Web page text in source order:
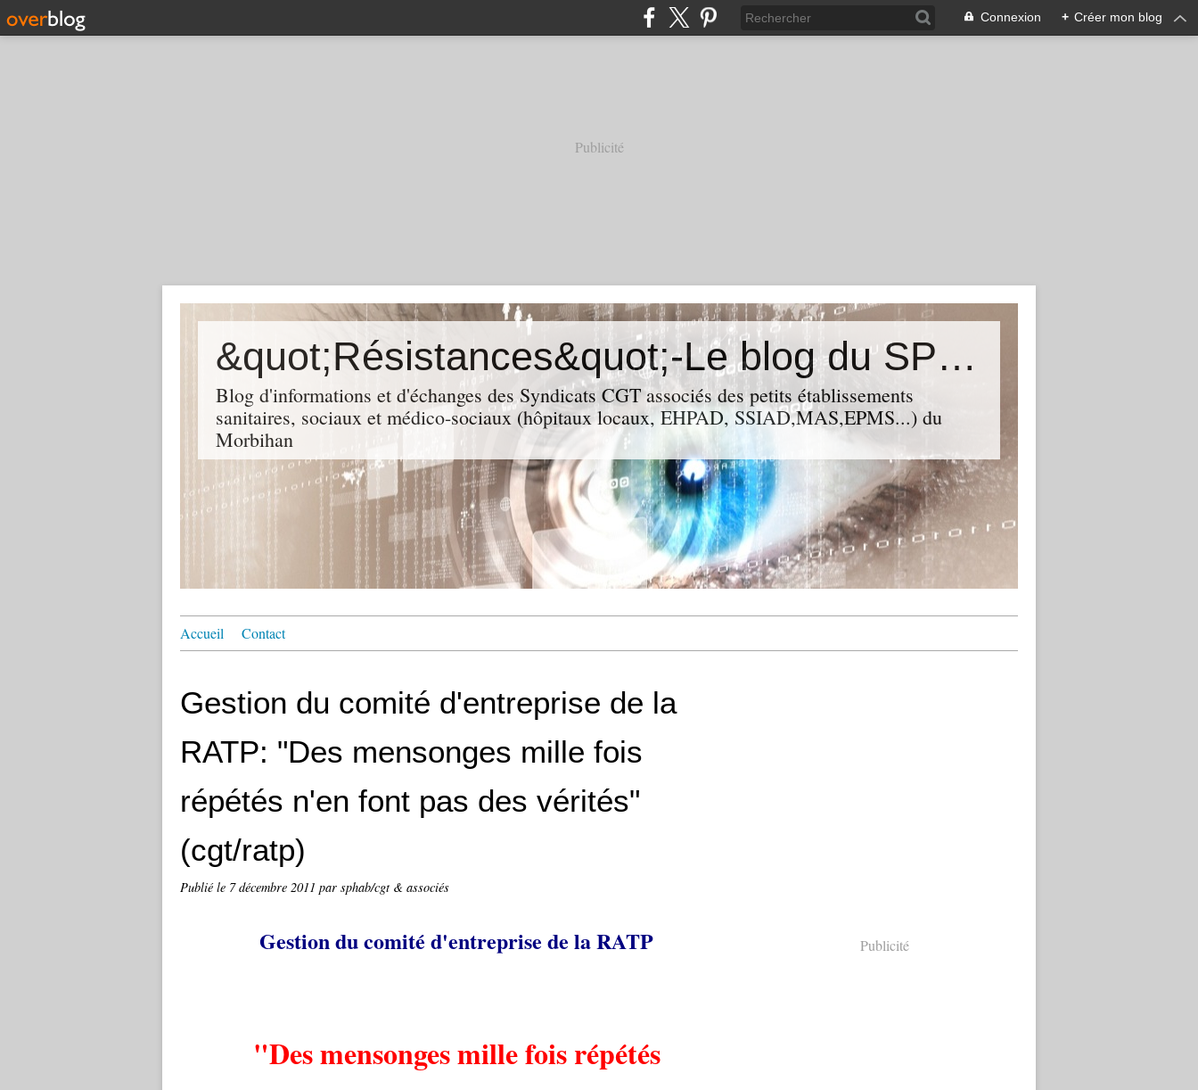
Connexion + Créer mon blog
Publicité
&quot;Résistances&quot;-Le blog du SPHAB/CGT (56-Guémené-sur-Scorff) et des Syndicats CGT associés des petits établissements sanitaires, sociaux et médico-sociaux du Morbihan qui résistent à la casse
Blog d'informations et d'échanges des Syndicats CGT associés des petits établissements
sanitaires, sociaux et médico-sociaux (hôpitaux locaux, EHPAD, SSIAD,MAS,EPMS...) du
Morbihan
Accueil Contact
Gestion du comité d'entreprise de la
RATP: "Des mensonges mille fois
répétés n'en font pas des vérités"
(cgt/ratp)
Publié le 7 décembre 2011 par sphab/cgt & associés
Gestion du comité d'entreprise de la RATP
"Des mensonges mille fois répétés
Publicité